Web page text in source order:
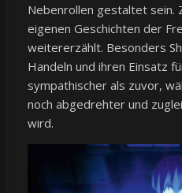
Nebenrollen gestaltet sein.
eigenen Geschichten der
weitererzählt. Besonders
Handeln und ihren Einsatz
sympathischer als zuvor,
noch abgedrehter und
wird.